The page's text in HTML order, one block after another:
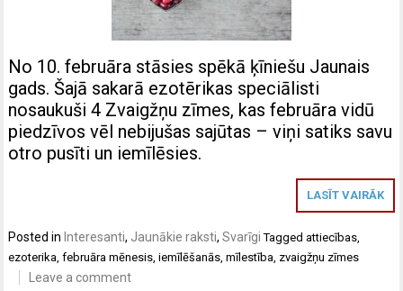
No 10. februāra stāsies spēkā ķīniešu Jaunais
gads. Šajā sakarā ezotērikas speciālisti
nosaukuši 4 Zvaigžņu zīmes, kas februāra vidū
piedzīvos vēl nebijušas sajūtas – viņi satiks savu
otro pusīti un iemīlēsies.
LASĪT VAIRĀK
Posted in Interesanti, Jaunākie raksti,Svarīgi Taggedattiecības,
ezoterika,februāra mēnesis,iemīlēšanās,mīlestība, zvaigžņu zīmes
Leave a comment